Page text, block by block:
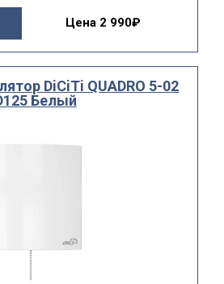
Цена 2 990₽
DiCiTi QUADRO 5-02
Белый